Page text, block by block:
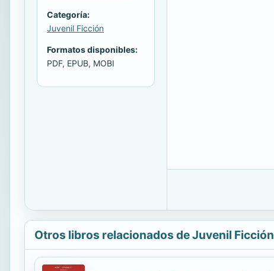
Categoría:
Juvenil Ficción
Formatos disponibles:
PDF, EPUB, MOBI
Otros libros relacionados de Juvenil Ficción